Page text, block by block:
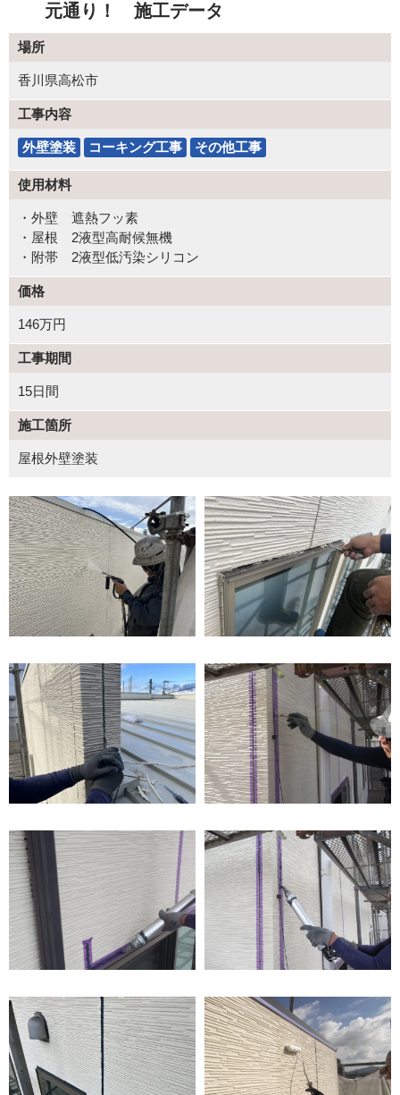
元通り！ 施工データ
場所
香川県高松市
工事内容
外壁塗装 コーキング工事 その他工事
使用材料
・外壁 遮熱フッ素
・屋根 2液型高耐候無機
・附帯 2液型低汚染シリコン
価格
146万円
工事期間
15日間
施工箇所
屋根外壁塗装